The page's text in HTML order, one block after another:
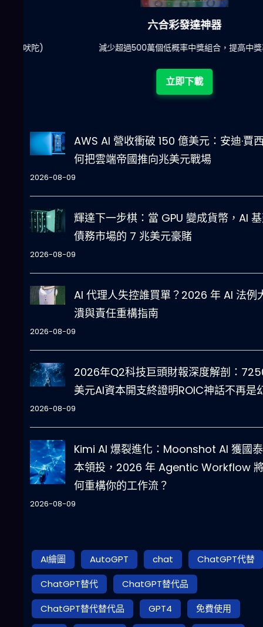
六合彩發達神器
減少超過500萬個低概率中獎組合，提高中獎率
立即下載
AWS AI 營收衝破 150 億美元：安迪·賈
何把雲端帝國推向兆美元戰場
2026-08-09
輝達下一步棋：當 GPU 變成貨幣，AI
債務市場的 7 兆美元豪賭
2026-08-09
AI 代理人失控誰買單？2026 年 AI 法例
潰與責任重構指南
2026-08-09
2026年Q2科技巨頭財報深度解剖：
美元AI資本開支終證明ROIC神話不再是
2026-08-09
Kimi AI 爆裂進化：Moonshot AI 獲國
本領投，2026 年 Agentic Workflow
何重構你的工作流？
2026-08-09
AI繪圖 AutoGPT chat
ChatGPT代替
ChatGPT替代
ChatGPT替代品
ChatGPT替代替代品
GPT4
免費使用